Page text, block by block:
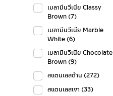
เมลามีนวีเนีย Classy
Brown (7)
เมลามีนวีเนีย Marble
White (6)
เมลามีนวีเนีย Chocolate
Brown (9)
สแตนเลสด้าน (272)
สแตนเลสเงา (33)